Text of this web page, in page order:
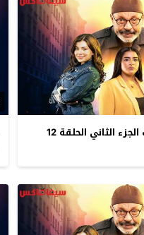
الثاني الحلقة 12